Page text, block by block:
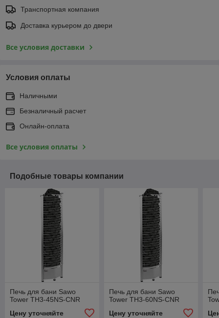
Транспортная компания
Доставка курьером до двери
Все условия доставки
Условия оплаты
Наличными
Безналичный расчет
Онлайн-оплата
Все условия оплаты
Подобные товары компании
Печь для бани Sawo
Tower TH3-45NS-CNR
Цену уточняйте
Печь для бани Sawo
Tower TH3-60NS-CNR
Цену уточняйте